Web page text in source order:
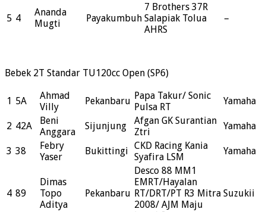
5 4
Ananda
Mugti
Payakumbuh
7 Brothers 37R
Salapiak Tolua
AHRS
–
Bebek 2T Standar TU120cc Open (SP6)
1 5A
Ahmad
Villy
Pekanbaru Papa Takur/ Sonic
Pulsa RT
Yamaha
2 42A
Beni
Anggara
Sijunjung
Afgan GK Surantian
Ztri
Yamaha
3 38
Febry
Yaser
Bukittingi CKD Racing Kania
Syafira LSM
Yamaha
4 89
Dimas
Topo
Aditya
Pekanbaru
Desco 88 MM1
EMRT/Hayalan
RT/DRT/PT R3 Mitra
2008/ AJM Maju
Suzukii